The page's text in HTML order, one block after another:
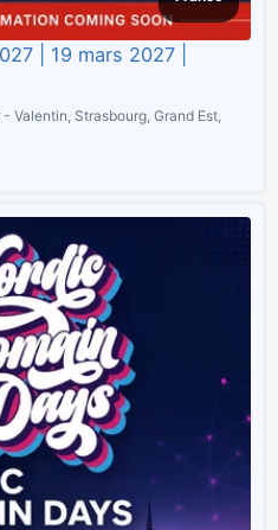
| 19 mars 2027 |
Valentin, Strasbourg, Grand Est,